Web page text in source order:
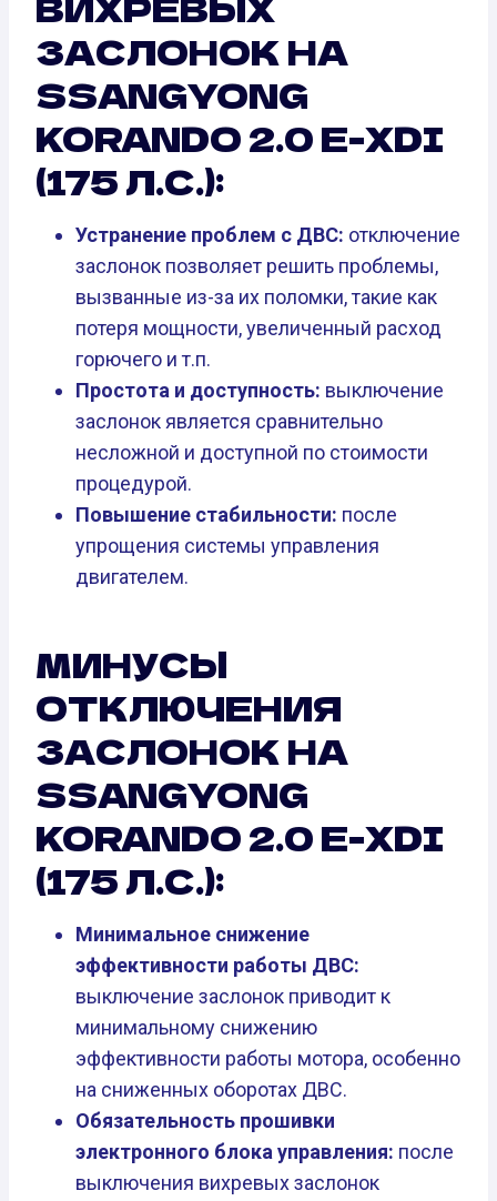
ЗАСЛОНОК НА
SSANGYONG
KORANDO 2.0 E-XDI
(175 Л.С.):
Устранение проблем с ДВС: отключение
заслонок позволяет решить проблемы,
вызванные из-за их поломки, такие как
потеря мощности, увеличенный расход
горючего и т.п.
Простота и доступность: выключение
заслонок является сравнительно
несложной и доступной по стоимости
процедурой.
Повышение стабильности: после
упрощения системы управления
двигателем.
МИНУСЫ
ОТКЛЮЧЕНИЯ
ЗАСЛОНОК НА
SSANGYONG
KORANDO 2.0 E-XDI
(175 Л.С.):
Минимальное снижение
эффективности работы ДВС:
выключение заслонок приводит к
минимальному снижению
эффективности работы мотора, особенно
на сниженных оборотах ДВС.
Обязательность прошивки
электронного блока управления: после
выключения вихревых заслонок